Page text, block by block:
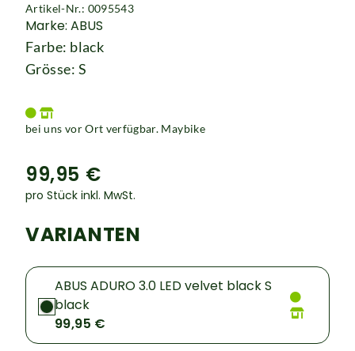
Artikel-Nr.: 0095543
Marke: ABUS
Farbe: black
Grösse: S
bei uns vor Ort verfügbar. Maybike
99,95 €
pro Stück inkl. MwSt.
VARIANTEN
ABUS ADURO 3.0 LED velvet black S
black
99,95 €